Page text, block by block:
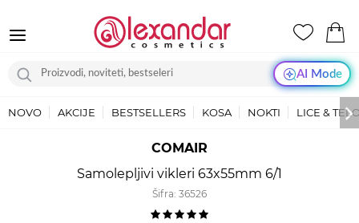
AI Mode
NOVO AKCIJE BESTSELLERS KOSA NOKTI LICE &
COMAIR
Samolepljivi vikleri 63x55mm 6/1
Šifra: 36526